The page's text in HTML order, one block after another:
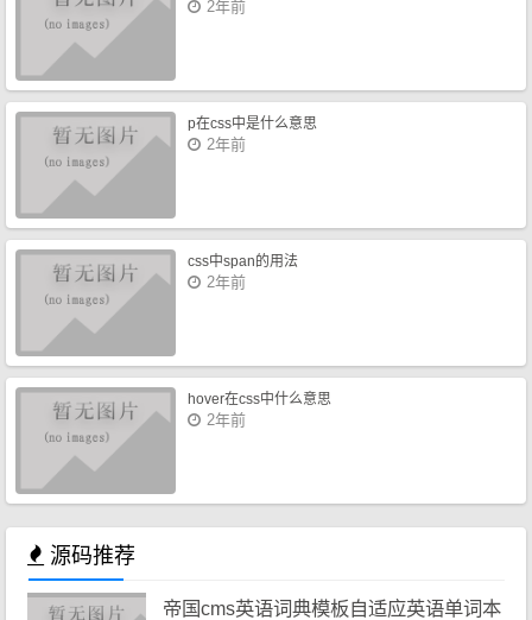
2年前
p在css中是什么意思
2年前
css中span的用法
2年前
hover在css中什么意思
2年前
源码推荐
帝国cms英语词典模板自适应英语单词本